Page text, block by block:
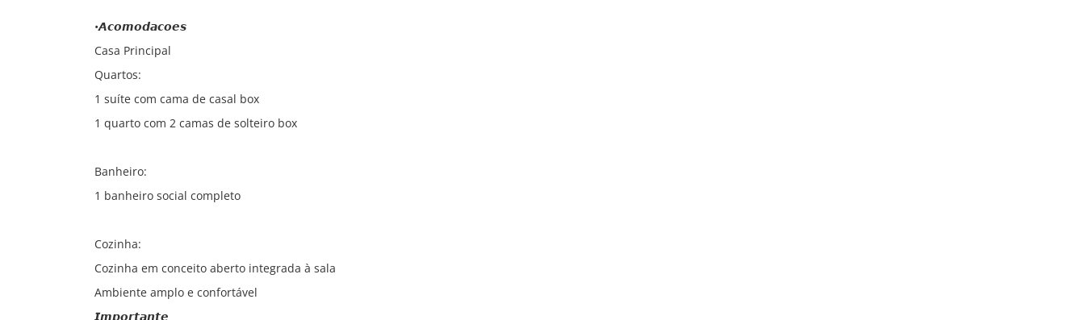
•𝘼𝙘𝙤𝙢𝙤𝙙𝙖𝙘𝙤𝙚𝙨
Casa Principal
Quartos:
1 suíte com cama de casal box
1 quarto com 2 camas de solteiro box
Banheiro:
1 banheiro social completo
Cozinha:
Cozinha em conceito aberto integrada à sala
Ambiente amplo e confortável
𝙄𝙢𝙥𝙤𝙧𝙩𝙖𝙣𝙩𝙚